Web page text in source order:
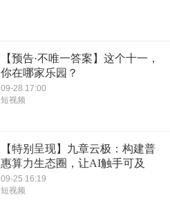
【预告·不唯一答案】这个十一，
你在哪家乐园？
09-28 17:00
短视频
【特别呈现】九章云极：构建普
惠算力生态圈，让AI触手可及
09-25 16:19
短视频